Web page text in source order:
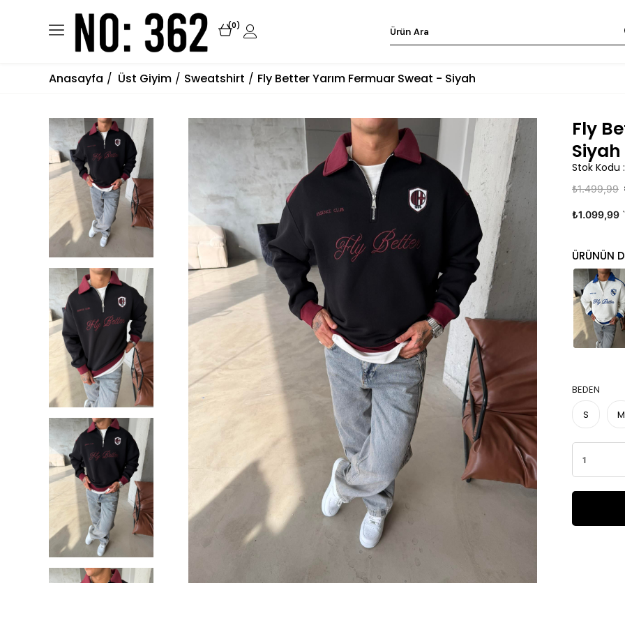
0
Anasayfa Üst Giyim Sweatshirt Fly Better Yarım Fermuar Sweat - Siyah
Fly
Siyah
Stok Kodu
₺1.499,99
₺1.099,99
BEDEN
S
M